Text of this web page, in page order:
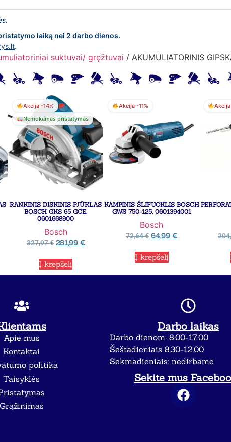
laiką nei 2 darbo dienos.
.
suktuvai/ gręžtuvai / AKUMULIATORINIS
Akcija -14%
Nemokamas pristatymas
RANKINIS DISKINIS PJŪKLAS
BOSCH GKS 65 GCE,
0601668900
Bosch
327,97€ 281,99 €
Į krepšelį
Akcija -11%
KAMPINIS ŠLIFUOKLIS BOSCH
GWS 750-125, 0601394001
Bosch
72,64€ 64,99€
Į krepšelį
Akcija
Apie mus
Kontaktai
politika
Taisyklės
Grąžinimas
Darbo laikas
Darbo dienom: 8.00-17.00
Šeštadieniais 8.30-12.00
Sekmadieniais: nedirbame
Sekite mus